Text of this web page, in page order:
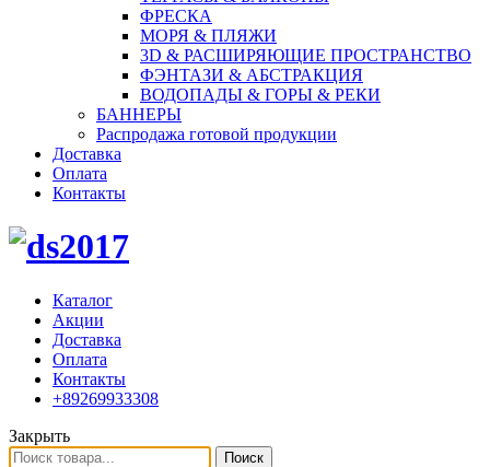
ФРЕСКА
МОРЯ & ПЛЯЖИ
3D & РАСШИРЯЮЩИЕ ПРОСТРАНСТВО
ФЭНТАЗИ & АБСТРАКЦИЯ
ВОДОПАДЫ & ГОРЫ & РЕКИ
БАННЕРЫ
Распродажа готовой продукции
Доставка
Оплата
Контакты
Каталог
Акции
Доставка
Оплата
Контакты
+89269933308
Закрыть
Поиск